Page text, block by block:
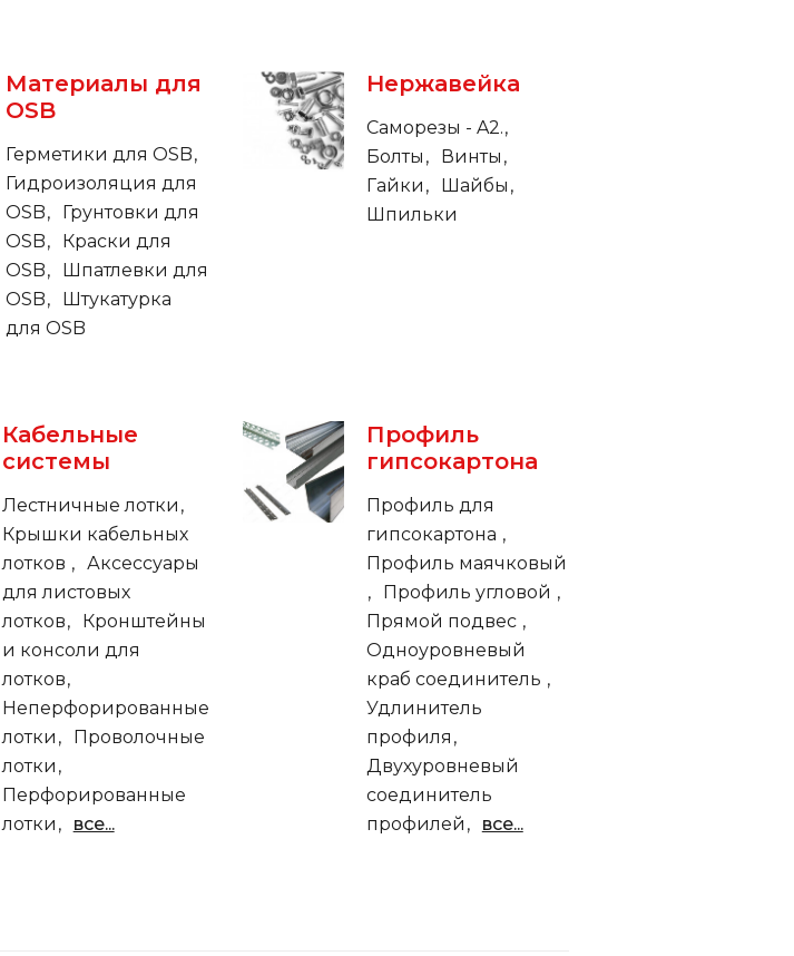
Материалы для
OSB
Герметики для OSB
Гидроизоляция для
OSB
Грунтовки для
OSB
Краски для
OSB
Шпатлевки для
OSB
Штукатурка
для OSB
Нержавейка
Саморезы - A2.
Болты
Винты
Гайки
Шайбы
Шпильки
Кабельные
системы
Лестничные лотки
Крышки кабельных
лотков
Аксессуары
для листовых
лотков
Кронштейны
и консоли для
лотков
Неперфорированные
лотки
Проволочные
лотки
Перфорированные
лотки
все...
Профиль
гипсокартона
Профиль для
гипсокартона
Профиль маячковый
Профиль угловой
Прямой подвес
Одноуровневый
краб соединитель
Удлинитель
профиля
Двухуровневый
соединитель
профилей
все...